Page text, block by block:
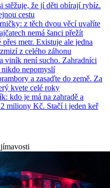
stěžuje, že jí děti obírají rybíz.
cestu
z těch dvou věcí uvaříte
nemá šanci přežít
metr. Existuje ale jedna
z celého záhonu
viník není sucho. Zahradníci
nepomyslí
a zasaďte do země. Za
kvete celé roky
kdo je má na zahradě a
miliony Kč. Stačí i jeden keř